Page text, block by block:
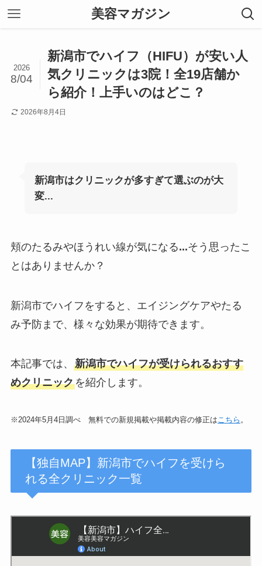
美容マガジン
新潟市でハイフ（HIFU）が安い人
気クリニックは3院！全19店舗か
ら紹介！上手いのはどこ？
2026
8/04
2026年8月4日
新潟市はクリニックが多すぎて選ぶのが大
変...
頬のたるみやほうれい線が気になる...そう思ったこ
とはありませんか？
新潟市でハイフをすると、エイジングケアやたる
み予防まで、様々な効果が期待できます。
本記事では、 新潟市でハイフが受けられるおすす
めクリニックを紹介します。
※2024年5月4日調べ 無料での新規掲載や掲載内容の修正はこちら 。
【独自MAP】新潟市でハイフを受けら
れる全クリニック一覧